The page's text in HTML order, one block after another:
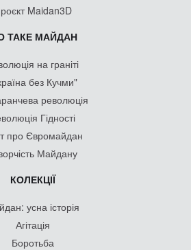
Maidan3D
ТАКЕ МАЙДАН
на граніті
без Кучми"
революція
Гідності
про Євромайдан
Майдану
КОЛЕКЦІЇ
усна історія
Агітація
Боротьба